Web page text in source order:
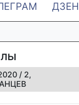
ДЗЕН
/ 2,